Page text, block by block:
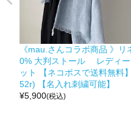
《mau.さんコラボ商品 》リ
0% 大判ストール レディー
ット 【ネコポスで送料無料
52r) 【名入れ刺繍可能】
¥5,900(税込)